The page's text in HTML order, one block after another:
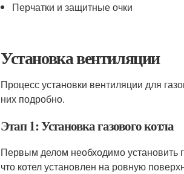
Перчатки и защитные очки
Установка вентиляции
Процесс установки вентиляции для
них подробно.
Этап 1: Установка газового котла
Первым делом необходимо установить
что котел установлен на ровную